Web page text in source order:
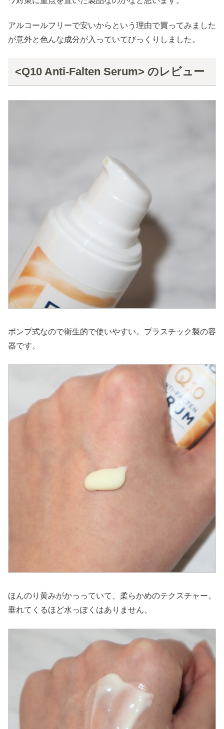
アルコールフリーで安いからという理由で買ってみました
が意外と色んな成分が入っていてびっくりしました。
<Q10 Anti-Falten Serum> のレビュー
ポンプ式なので衛生的で使いやすい。プラスチック製の容
器です。
ほんのり黄みがかっっていて、柔らかめのテクスチャー。
垂れてくるほど水っぽくはありません。